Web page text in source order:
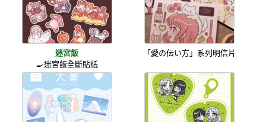
迷宮飯
🍳迷宮飯全斷貼紙
「愛の伝い方」系列明信片